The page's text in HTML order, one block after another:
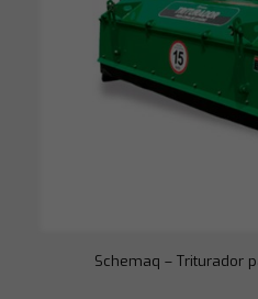
Schemaq – Triturador